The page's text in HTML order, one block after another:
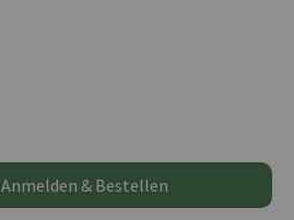
Anmelden & Bestellen